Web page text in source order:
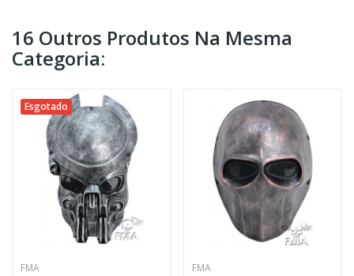
16 Outros Produtos Na Mesma
Categoria:
Esgotado
FMA FMA